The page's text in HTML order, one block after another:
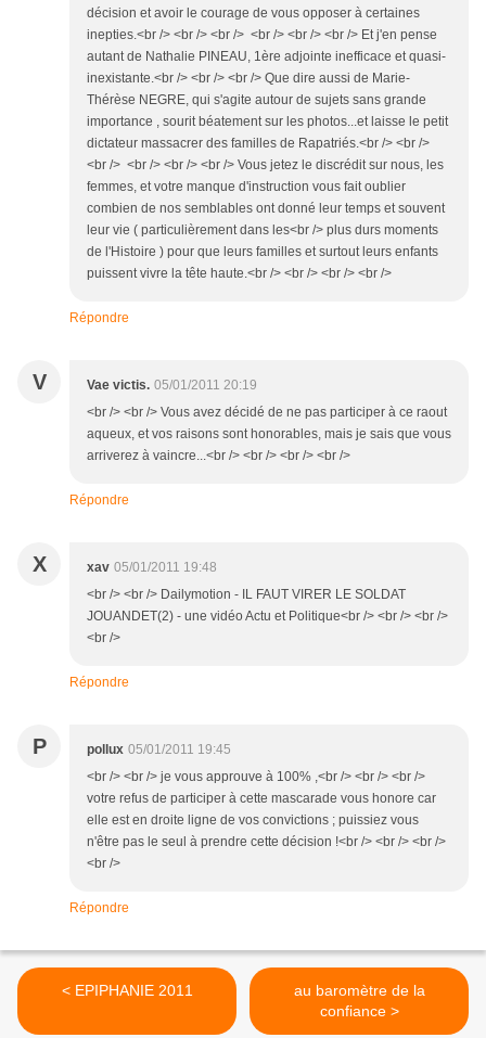
décision et avoir le courage de vous opposer à certaines
inepties.<br /> <br /> <br /> <br /> <br /> <br /> Et j'en pense
autant de Nathalie PINEAU, 1ère adjointe inefficace et quasi-
inexistante.<br /> <br /> <br /> Que dire aussi de Marie-
Thérèse NEGRE, qui s'agite autour de sujets sans grande
importance , sourit béatement sur les photos...et laisse le petit
dictateur massacrer des familles de Rapatriés.<br /> <br />
<br /> <br /> <br /> <br /> Vous jetez le discrédit sur nous, les
femmes, et votre manque d'instruction vous fait oublier
combien de nos semblables ont donné leur temps et souvent
leur vie ( particulièrement dans les<br /> plus durs moments
de l'Histoire ) pour que leurs familles et surtout leurs enfants
puissent vivre la tête haute.<br /> <br /> <br /> <br />
Répondre
V Vae victis. 05/01/2011 20:19
<br /> <br /> Vous avez décidé de ne pas participer à ce raout
aqueux, et vos raisons sont honorables, mais je sais que vous
arriverez à vaincre...<br /> <br /> <br /> <br />
Répondre
X xav 05/01/2011 19:48
<br /> <br /> Dailymotion - IL FAUT VIRER LE SOLDAT
JOUANDET(2) - une vidéo Actu et Politique<br /> <br /> <br />
<br />
Répondre
P pollux 05/01/2011 19:45
<br /> <br /> je vous approuve à 100% ,<br /> <br /> <br />
votre refus de participer à cette mascarade vous honore car
elle est en droite ligne de vos convictions ; puissiez vous
n'être pas le seul à prendre cette décision !<br /> <br /> <br />
<br />
Répondre
< EPIPHANIE 2011
au baromètre de la
confiance >